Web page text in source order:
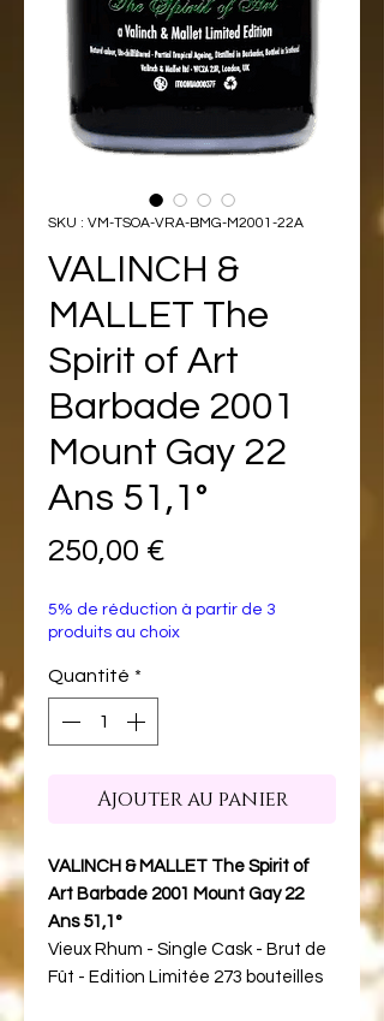
SKU : VM-TSOA-VRA-BMG-M2001-22A
VALINCH &
MALLET The
Spirit of Art
Barbade 2001
Mount Gay 22
Ans 51,1°
250,00 €
5% de réduction à partir de 3
produits au choix
Quantité *
Ajouter au panier
VALINCH & MALLET The Spirit of
Art Barbade 2001 Mount Gay 22
Ans 51,1°
Vieux Rhum - Single Cask - Brut de
Fût - Edition Limitée 273 bouteilles